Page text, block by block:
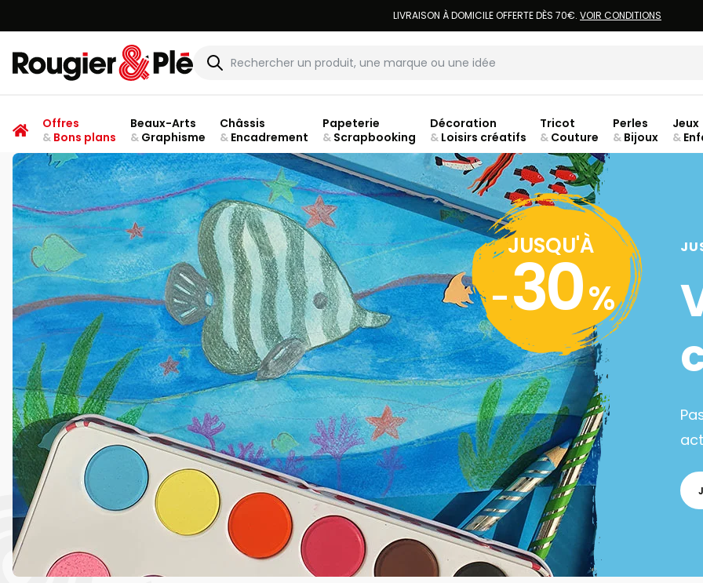
LIVRAISON À DOMICILE OFFERTE DÈS 70€. VOIR CONDITIONS
Rougier & Plé
Offres
&Bons plans
Beaux-Arts
&Graphisme
Châssis
&Encadrement
Papeterie
&Scrapbooking
Décoration
&Loisirs créatifs
Tricot
& Couture
Perles
& Bijoux
Jeux
&
JUSQU'À
-30%